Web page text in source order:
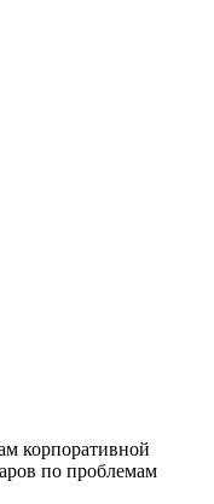
корпоративной
по проблемам